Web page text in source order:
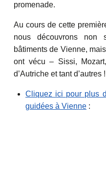
promenade.
Au cours de cette
nous découvrons non
bâtiments de Vienne,
ont vécu – Sissi,
d’Autriche et tant d’autres !
Cliquez ici pour plus
guidées à Vienne :